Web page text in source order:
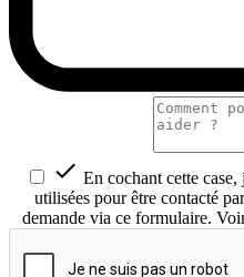
 En cochant cette case,
utilisées pour être contacté
demande via ce formulaire.